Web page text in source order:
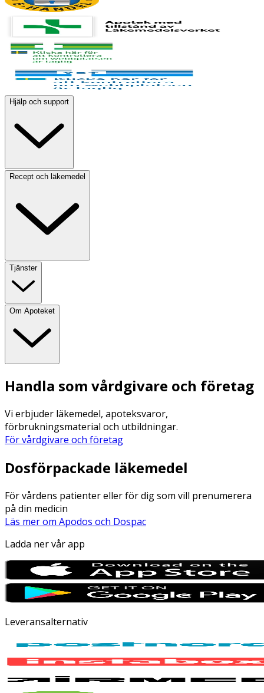
Hjälp och support
Recept och läkemedel
Tjänster
Om Apoteket
Handla som vårdgivare och företag
Vi erbjuder läkemedel, apoteksvaror,
förbrukningsmaterial och utbildningar.
För vårdgivare och företag
Dosförpackade läkemedel
För vårdens patienter eller för dig som vill prenumerera
på din medicin
Läs mer om Apodos och Dospac
Ladda ner vår app
Leveransalternativ